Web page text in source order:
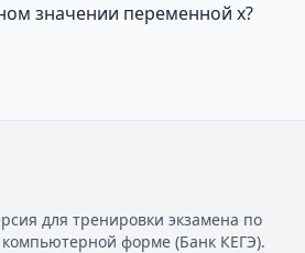
значении переменной х?
для тренировки экзамена по
форме (Банк КЕГЭ).